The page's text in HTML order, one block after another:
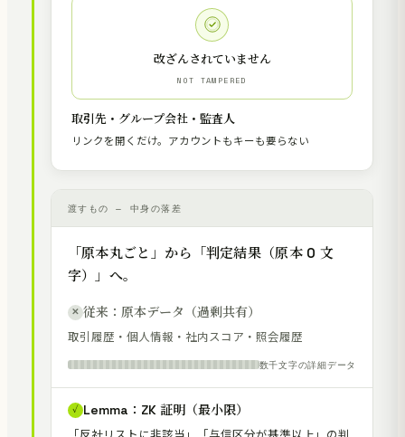
改ざんされていません
NOT TAMPERED
取引先・グループ会社・監査人
リンクを開くだけ。アカウントもキーも要らない
渡すもの — 中身の落差
「原本丸ごと」から「判定結果（原本 0 文
字）」へ。
✕ 従来：原本データ（過剰共有）
取引履歴・個人情報・社内スコア・照会履歴
数千文字の詳細データ
✓ Lemma：ZK 証明（最小限）